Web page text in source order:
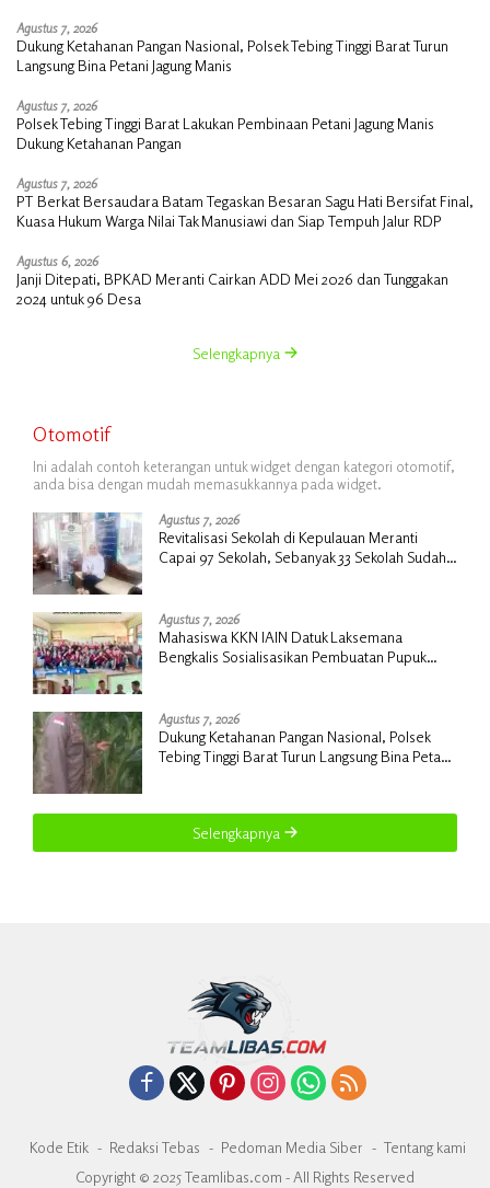
Agustus 7, 2026
Dukung Ketahanan Pangan Nasional, Polsek Tebing Tinggi Barat Turun
Langsung Bina Petani Jagung Manis
Agustus 7, 2026
Polsek Tebing Tinggi Barat Lakukan Pembinaan Petani Jagung Manis
Dukung Ketahanan Pangan
Agustus 7, 2026
PT Berkat Bersaudara Batam Tegaskan Besaran Sagu Hati Bersifat Final,
Kuasa Hukum Warga Nilai Tak Manusiawi dan Siap Tempuh Jalur RDP
Agustus 6, 2026
Janji Ditepati, BPKAD Meranti Cairkan ADD Mei 2026 dan Tunggakan
2024 untuk 96 Desa
Selengkapnya
Otomotif
Ini adalah contoh keterangan untuk widget dengan kategori otomotif,
anda bisa dengan mudah memasukkannya pada widget.
Agustus 7, 2026
Revitalisasi Sekolah di Kepulauan Meranti
Capai 97 Sekolah, Sebanyak 33 Sekolah Sudah
Agustus 7, 2026
Mahasiswa KKN IAIN Datuk Laksemana
Bengkalis Sosialisasikan Pembuatan Pupuk
Agustus 7, 2026
Dukung Ketahanan Pangan Nasional, Polsek
Tebing Tinggi Barat Turun Langsung Bina Petani
Selengkapnya
Kode Etik Redaksi Tebas Pedoman Media Siber
Tentang kami
Copyright © 2025 Teamlibas.com - All Rights Reserved